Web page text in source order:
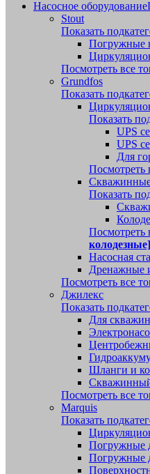
Насосное оборудование
Stout
Показать
Погружные
Посмотреть все
Grundfos
Показать
Показать
UPS
UPS
Для
Посмотреть
Показать
Посмотреть
колодезные]
Насосная
Дренажные
Посмотреть все
Джилекс
Показать
Для
Шланги и
Посмотреть все
Marquis
Показать
Погружные
Погружные